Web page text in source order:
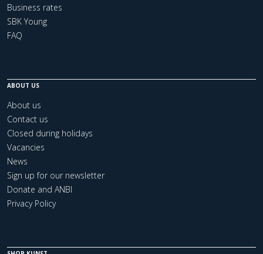
Business rates
SBK Young
FAQ
ABOUT US
About us
Contact us
Closed during holidays
Vacancies
News
Sign up for our newsletter
Donate and ANBI
Privacy Policy